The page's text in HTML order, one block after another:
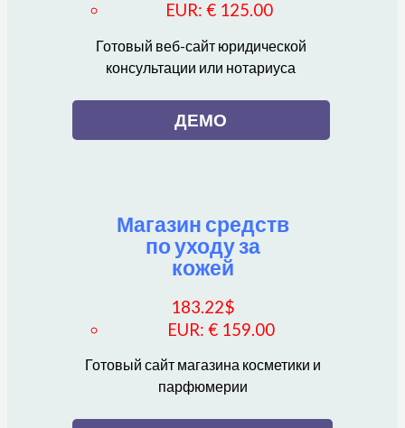
EUR: € 125.00
Готовый веб-сайт юридической
консультации или нотариуса
ДЕМО
Магазин средств
по уходу за
кожей
183.22$
EUR: € 159.00
Готовый сайт магазина косметики и
парфюмерии